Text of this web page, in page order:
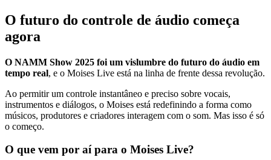
O futuro do controle de áudio começa
agora
O NAMM Show 2025 foi um vislumbre do futuro do áudio em
tempo real, e o Moises Live está na linha de frente dessa revolução.
Ao permitir um controle instantâneo e preciso sobre vocais,
instrumentos e diálogos, o Moises está redefinindo a forma como
músicos, produtores e criadores interagem com o som. Mas isso é só
o começo.
O que vem por aí para o Moises Live?